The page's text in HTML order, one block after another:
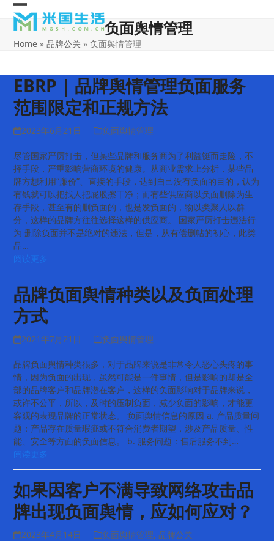
Skip
content
Open
mobile
Close
mobile
负面舆情管理
Home »品牌公关 »负面舆情管理
EBRP | 品牌舆情管理负面服务
范围限定和正规方法
2023年6月21日 负面舆情管理
尽管国家严厉打击，但某些品牌和服务商为了利益铤而走险，不
择手段，严重影响营商环境的健康。从商业需求上分析，某些品
牌方想利用“廉价”、直接的手段，达到自己没有负面的目的，认为
有钱就可以把找人把屁股擦干净；而有些供应商以负面删除为生
存手段，甚至有的删负面的，也是发负面的，物以类聚人以群
分，这样的品牌方往往选择这样的供应商。 国家严厉打击违法行
为 删除负面并不是绝对的违法，但是，从有偿删帖的初心，此类
品…
阅读更多
品牌负面舆情种类以及负面处理
方式
2021年7月21日 负面舆情管理
品牌负面舆情种类很多，对于品牌来说是非常令人恶心头疼的事
情，因为负面的出现，虽然可能是一件事情，但是影响的却是全
部的品牌客户和品牌潜在客户，这样的负面影响对于品牌来说，
或许不公平，所以，及时的压制负面，减少负面的影响，才能更
客观的表现品牌的正常状态。 负面舆情信息的原因 a. 产品质量问
题：产品存在质量瑕疵或不符合消费者期望，涉及产品质量、性
能、安全等方面的负面信息。 b. 服务问题：售后服务不到…
阅读更多
如果因客户不满导致网络攻击品
牌出现负面舆情，应如何应对？
2023年4月14日 负面舆情管理, 品牌公关